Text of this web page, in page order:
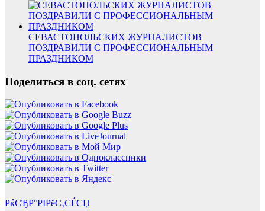
СЕВАСТОПОЛЬСКИХ ЖУРНАЛИСТОВ
ПОЗДРАВИЛИ С ПРОФЕССИОНАЛЬНЫМ
ПРАЗДНИКОМ
Поделиться в соц. сетях
РќСЂР°РІРёС‚СЃСЏ